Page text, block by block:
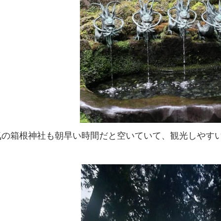
箱根神社も朝早い時間だと空いていて、観光しやす